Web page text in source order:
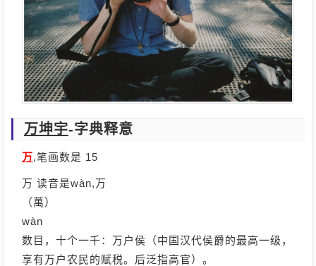
万坤宇-字典释意
万,笔画数是 15
万 读音是wàn,万
（萬）
wàn
数目，十个一千：万户侯（中国汉代侯爵的最高一级，
享有万户农民的赋税。后泛指高官）。